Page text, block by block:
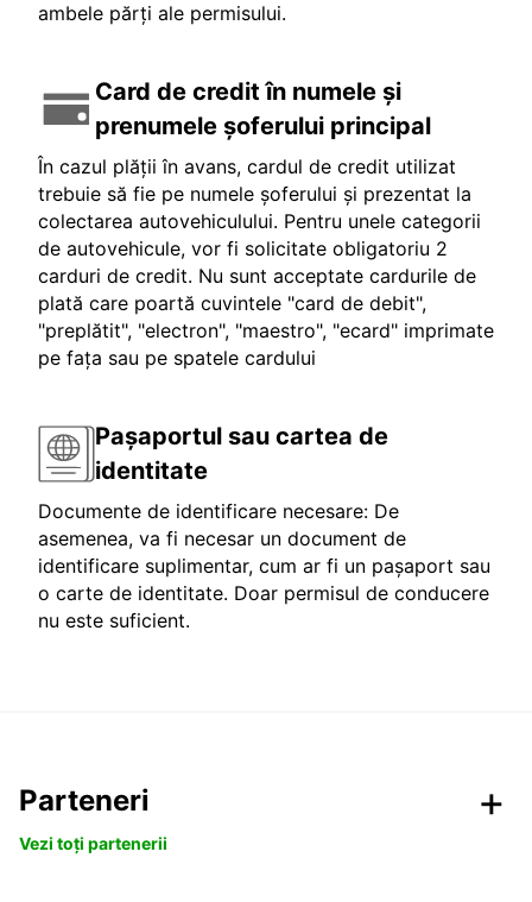
ambele părți ale permisului.
Card de credit în numele și
prenumele șoferului principal
În cazul plății în avans, cardul de credit utilizat
trebuie să fie pe numele șoferului și prezentat la
colectarea autovehiculului. Pentru unele categorii
de autovehicule, vor fi solicitate obligatoriu 2
carduri de credit. Nu sunt acceptate cardurile de
plată care poartă cuvintele "card de debit",
"preplătit", "electron", "maestro", "ecard" imprimate
pe fața sau pe spatele cardului
Pașaportul sau cartea de
identitate
Documente de identificare necesare: De
asemenea, va fi necesar un document de
identificare suplimentar, cum ar fi un pașaport sau
o carte de identitate. Doar permisul de conducere
nu este suficient.
Parteneri
Vezi toți partenerii